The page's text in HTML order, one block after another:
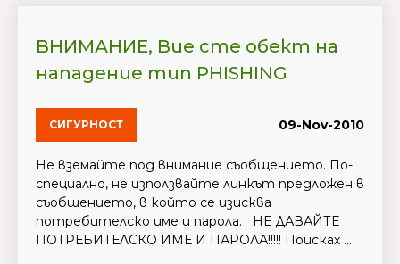
ВНИМАНИЕ, Вие сте обект на
нападение тип PHISHING
СИГУРНОСТ 09-Nov-2010
Не вземайте под внимание съобщението. По-
специално, не използвайте линкът предложен в
съобщението, в който се изисква
потребителско име и парола. НЕ ДАВАЙТЕ
ПОТРЕБИТЕЛСКО ИМЕ И ПАРОЛА!!!!! Поисках ...